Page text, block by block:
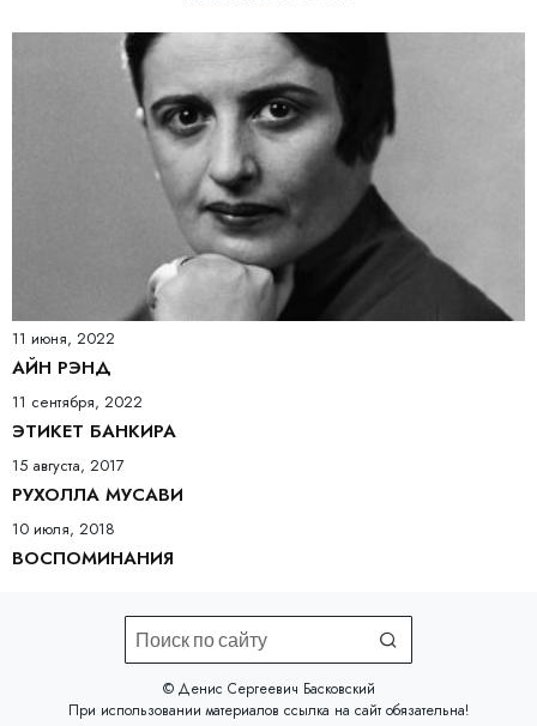
11 июня, 2022
АЙН РЭНД
11 сентября, 2022
ЭТИКЕТ БАНКИРА
15 августа, 2017
РУХОЛЛА МУСАВИ
10 июля, 2018
ВОСПОМИНАНИЯ
©️ Денис Сергеевич Басковский
При использовании материалов ссылка на сайтобязательна!